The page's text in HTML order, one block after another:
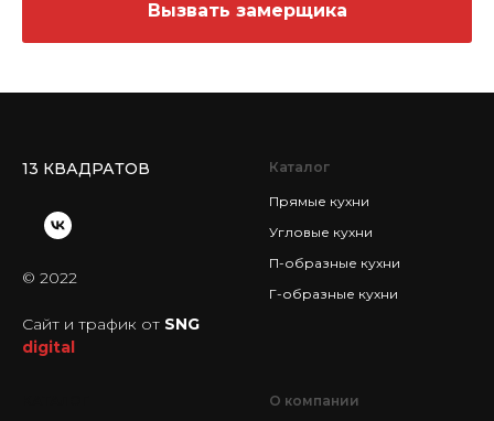
Вызвать замерщика
13 КВАДРАТОВ
© 2022
Сайт и трафик от SNG
digital
Каталог
Прямые кухни
Угловые кухни
П-образные кухни
Г-образные кухни
О компании